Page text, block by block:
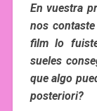
En vuestra
nos
film lo
sueles
que algo
posteriori?